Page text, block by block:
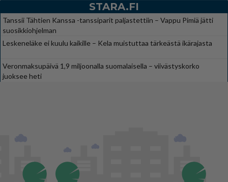
STARA.FI
Tanssii Tähtien Kanssa -tanssiparit paljastettiin – Vappu Pimiä jätti
suosikkiohjelman
Leskeneläke ei kuulu kaikille – Kela muistuttaa tärkeästä ikärajasta
Veronmaksupäivä 1,9 miljoonalla suomalaisella – viivästyskorko
juoksee heti